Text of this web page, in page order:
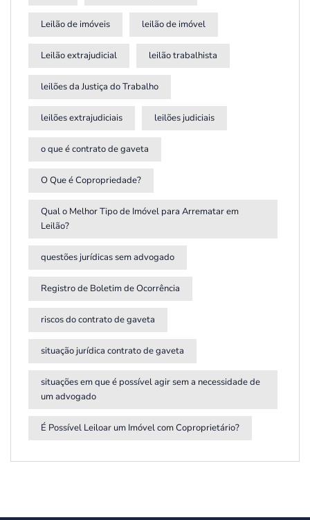
Leilão de imóveis leilão de imóvel
Leilão extrajudicial leilão trabalhista
leilões da Justiça do Trabalho
leilões extrajudiciais leilões judiciais
o que é contrato de gaveta
O Que é Copropriedade?
Qual o Melhor Tipo de Imóvel para Arrematar em
Leilão?
questões jurídicas sem advogado
Registro de Boletim de Ocorrência
riscos do contrato de gaveta
situação jurídica contrato de gaveta
situações em que é possível agir sem a necessidade de
um advogado
É Possível Leiloar um Imóvel com Coproprietário?